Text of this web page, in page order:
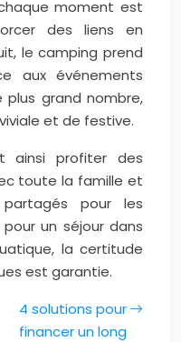
moment est
des liens en
le camping prend
aux événements
plus grand nombre,
et de festive.
ainsi profiter des
toute la famille et
pour les
un séjour dans
la certitude
est garantie.
4 solutions pour
financer un long